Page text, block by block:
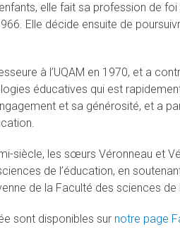
elle fait sa profession de
Elle décide ensuite de
à l’UQAM en 1970, et a
éducatives qui est
et sa générosité, et a
siècle, les sœurs Véronneau et
de l’éducation, en
de la Faculté des sciences de
sont disponibles sur notre page